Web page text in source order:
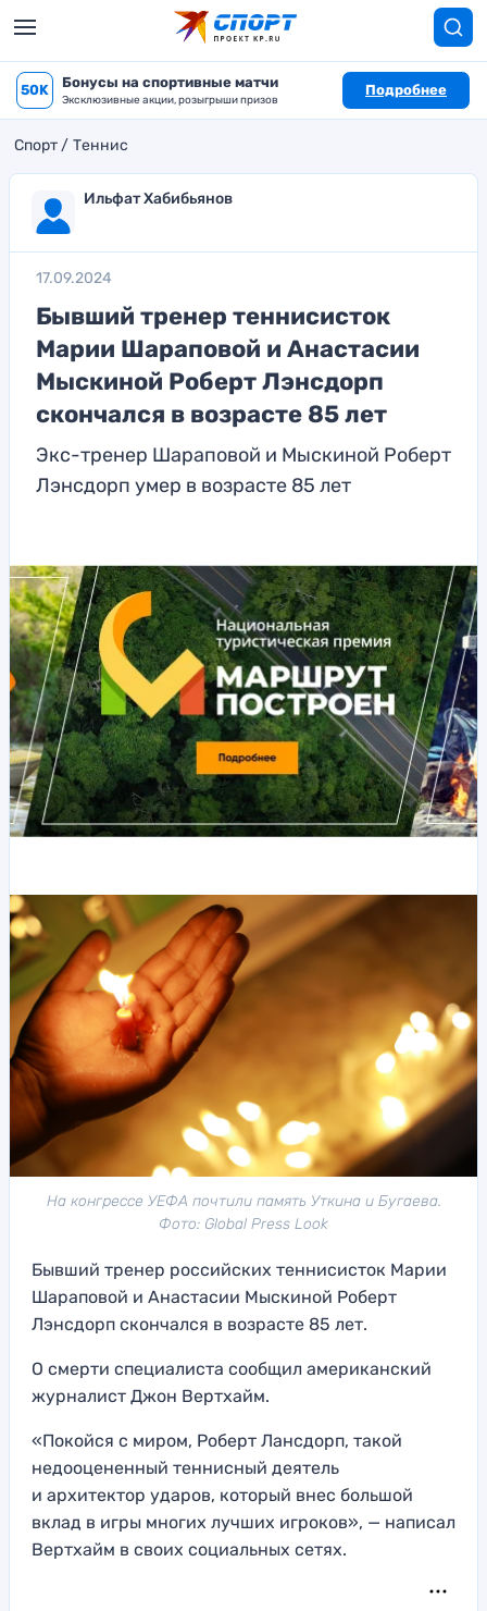
50K Бонусы на спортивные матчи
Эксклюзивные акции, розыгрыши призов
Подробнее
Спорт Теннис
Ильфат Хабибьянов
17.09.2024
Бывший тренер теннисисток
Марии Шараповой и Анастасии
Мыскиной Роберт Лэнсдорп
скончался в возрасте 85 лет
Экс-тренер Шараповой и Мыскиной Роберт
Лэнсдорп умер в возрасте 85 лет
На конгрессе УЕФА почтили память Уткина и Бугаева.
Фото: Global Press Look
Бывший тренер российских теннисисток Марии
Шараповой и Анастасии Мыскиной Роберт
Лэнсдорп скончался в возрасте 85 лет.
О смерти специалиста сообщил американский
журналист Джон Вертхайм.
«Покойся с миром, Роберт Лансдорп, такой
недооцененный теннисный деятель
и архитектор ударов, который внес большой
вклад в игры многих лучших игроков», — написал
Вертхайм в своих социальных сетях.